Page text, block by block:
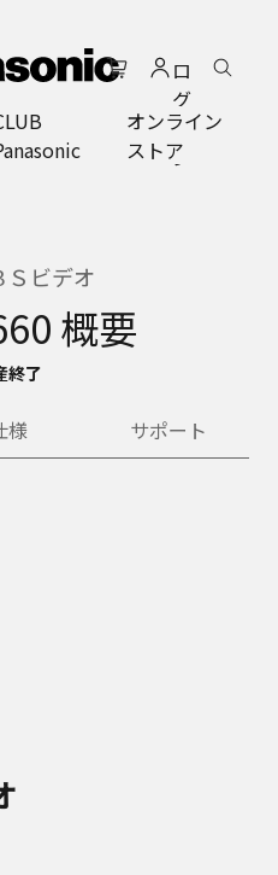
ロ
グ
イ
ン
オンライン
ストア
Ｓビデオ
概要
終了
様 サポート